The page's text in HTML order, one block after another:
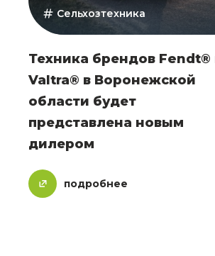
Сельхозтехника
Техника брендов Fendt®
Valtra® в Воронежской
области будет
представлена новым
дилером
подробнее